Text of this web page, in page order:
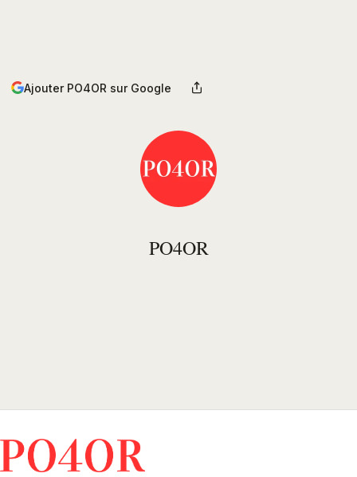
Ajouter PO4OR sur Google
PO4OR